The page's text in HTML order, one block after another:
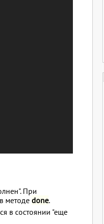
При
методеdone.
в состоянии "еще